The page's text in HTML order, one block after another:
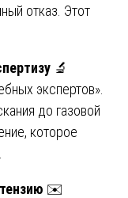
отказ. Этот
🔬
экспертов».
до газовой
которое
✉️